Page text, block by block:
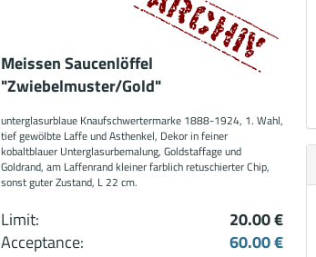
Meissen Saucenlöffel
"Zwiebelmuster/Gold"
unterglasurblaue Knaufschwertermarke 1888-1924, 1. Wahl,
tief gewölbte Laffe und Asthenkel, Dekor in feiner
kobaltblauer Unterglasurbemalung, Goldstaffage und
Goldrand, am Laffenrand kleiner farblich retuschierter Chip,
sonst guter Zustand, L 22 cm.
Limit:
20.00 €
Acceptance:
60.00 €